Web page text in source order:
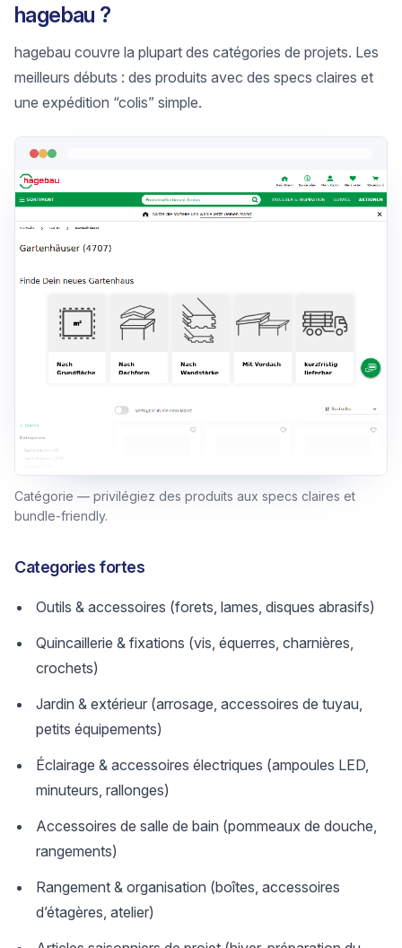
hagebau ?
hagebau couvre la plupart des catégories de projets. Les
meilleurs débuts : des produits avec des specs claires et
une expédition “colis” simple.
Catégorie — privilégiez des produits aux specs claires et
bundle-friendly.
Categories fortes
Outils & accessoires (forets, lames, disques abrasifs)
Quincaillerie & fixations (vis, équerres, charnières,
crochets)
Jardin & extérieur (arrosage, accessoires de tuyau,
petits équipements)
Éclairage & accessoires électriques (ampoules LED,
minuteurs, rallonges)
Accessoires de salle de bain (pommeaux de douche,
rangements)
Rangement & organisation (boîtes, accessoires
d’étagères, atelier)